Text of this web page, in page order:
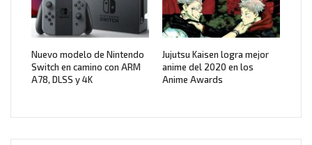
Nuevo modelo de Nintendo
Switch en camino con ARM
A78, DLSS y 4K
Jujutsu Kaisen logra mejor
anime del 2020 en los
Anime Awards